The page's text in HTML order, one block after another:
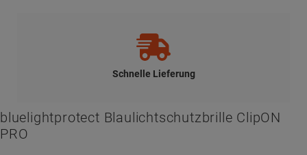
Schnelle Lieferung
bluelightprotect Blaulichtschutzbrille ClipON
PRO